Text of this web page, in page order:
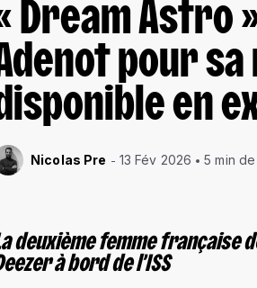
Dream Astro
pour
en
Nicolas Pre 13 Fév 2026 5 min
deuxième femme française
à bord de l’ISS